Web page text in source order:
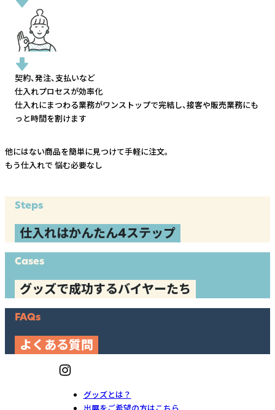
契約、発注、支払いなど
仕入れプロセスが効率化
仕入れにまつわる業務がワンストップで完結し、接客や販売業務にも
っと時間を割けます
他にはない商品を簡単に見つけて手軽に注文。
もう仕入れで 悩む必要なし
Steps
仕入れはかんたん4ステップ
Cases
グッズで成功するバイヤーたち
FAQs
よくある質問
グッズとは？